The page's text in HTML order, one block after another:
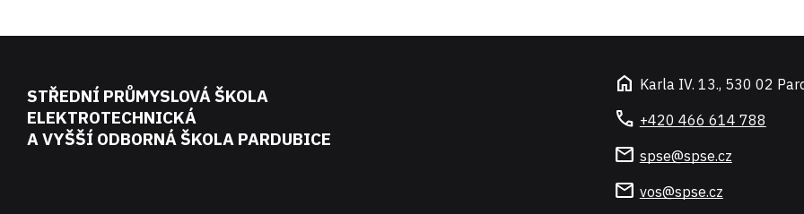
STŘEDNÍ PRŮMYSLOVÁ ŠKOLA
ELEKTROTECHNICKÁ
A VYŠŠÍ ODBORNÁ ŠKOLA PARDUBICE
home Karla IV. 13., 530 02
call +420 466 614 788
mail spse@spse.cz
mail vos@spse.cz